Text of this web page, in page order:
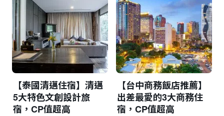
【泰國清邁住宿】清邁
5大特色文創設計旅
宿，CP值超高
【台中商務飯店推薦】
出差最愛的3大商務住
宿，CP值超高